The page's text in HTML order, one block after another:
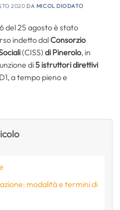
2020 DA MICOL DIODATO
del 25 agosto è stato
indetto dal Consorzio
(CISS) di Pinerolo, in
di5 istruttori direttivi
a tempo pieno e
modalità e termini di